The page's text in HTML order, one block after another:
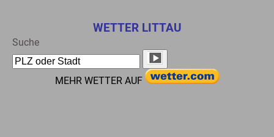
WETTER LITTAU
Suche
MEHR WETTER AUF